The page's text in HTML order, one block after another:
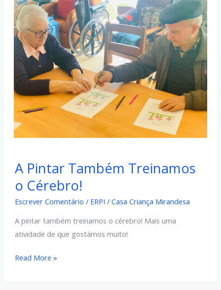
A Pintar Também Treinamos
o Cérebro!
Escrever Comentário / ERPI / Casa Criança Mirandesa
A pintar também treinamos o cérebro! Mais uma
atividade de que gostámos muito!
Pintar
Também
o
Cérebro!
Read More »